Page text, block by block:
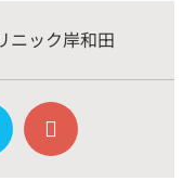
ニック岸和田